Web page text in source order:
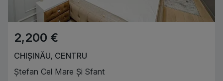
2,200 €
CHIȘINĂU, CENTRU
Ștefan Cel Mare Și Sfant